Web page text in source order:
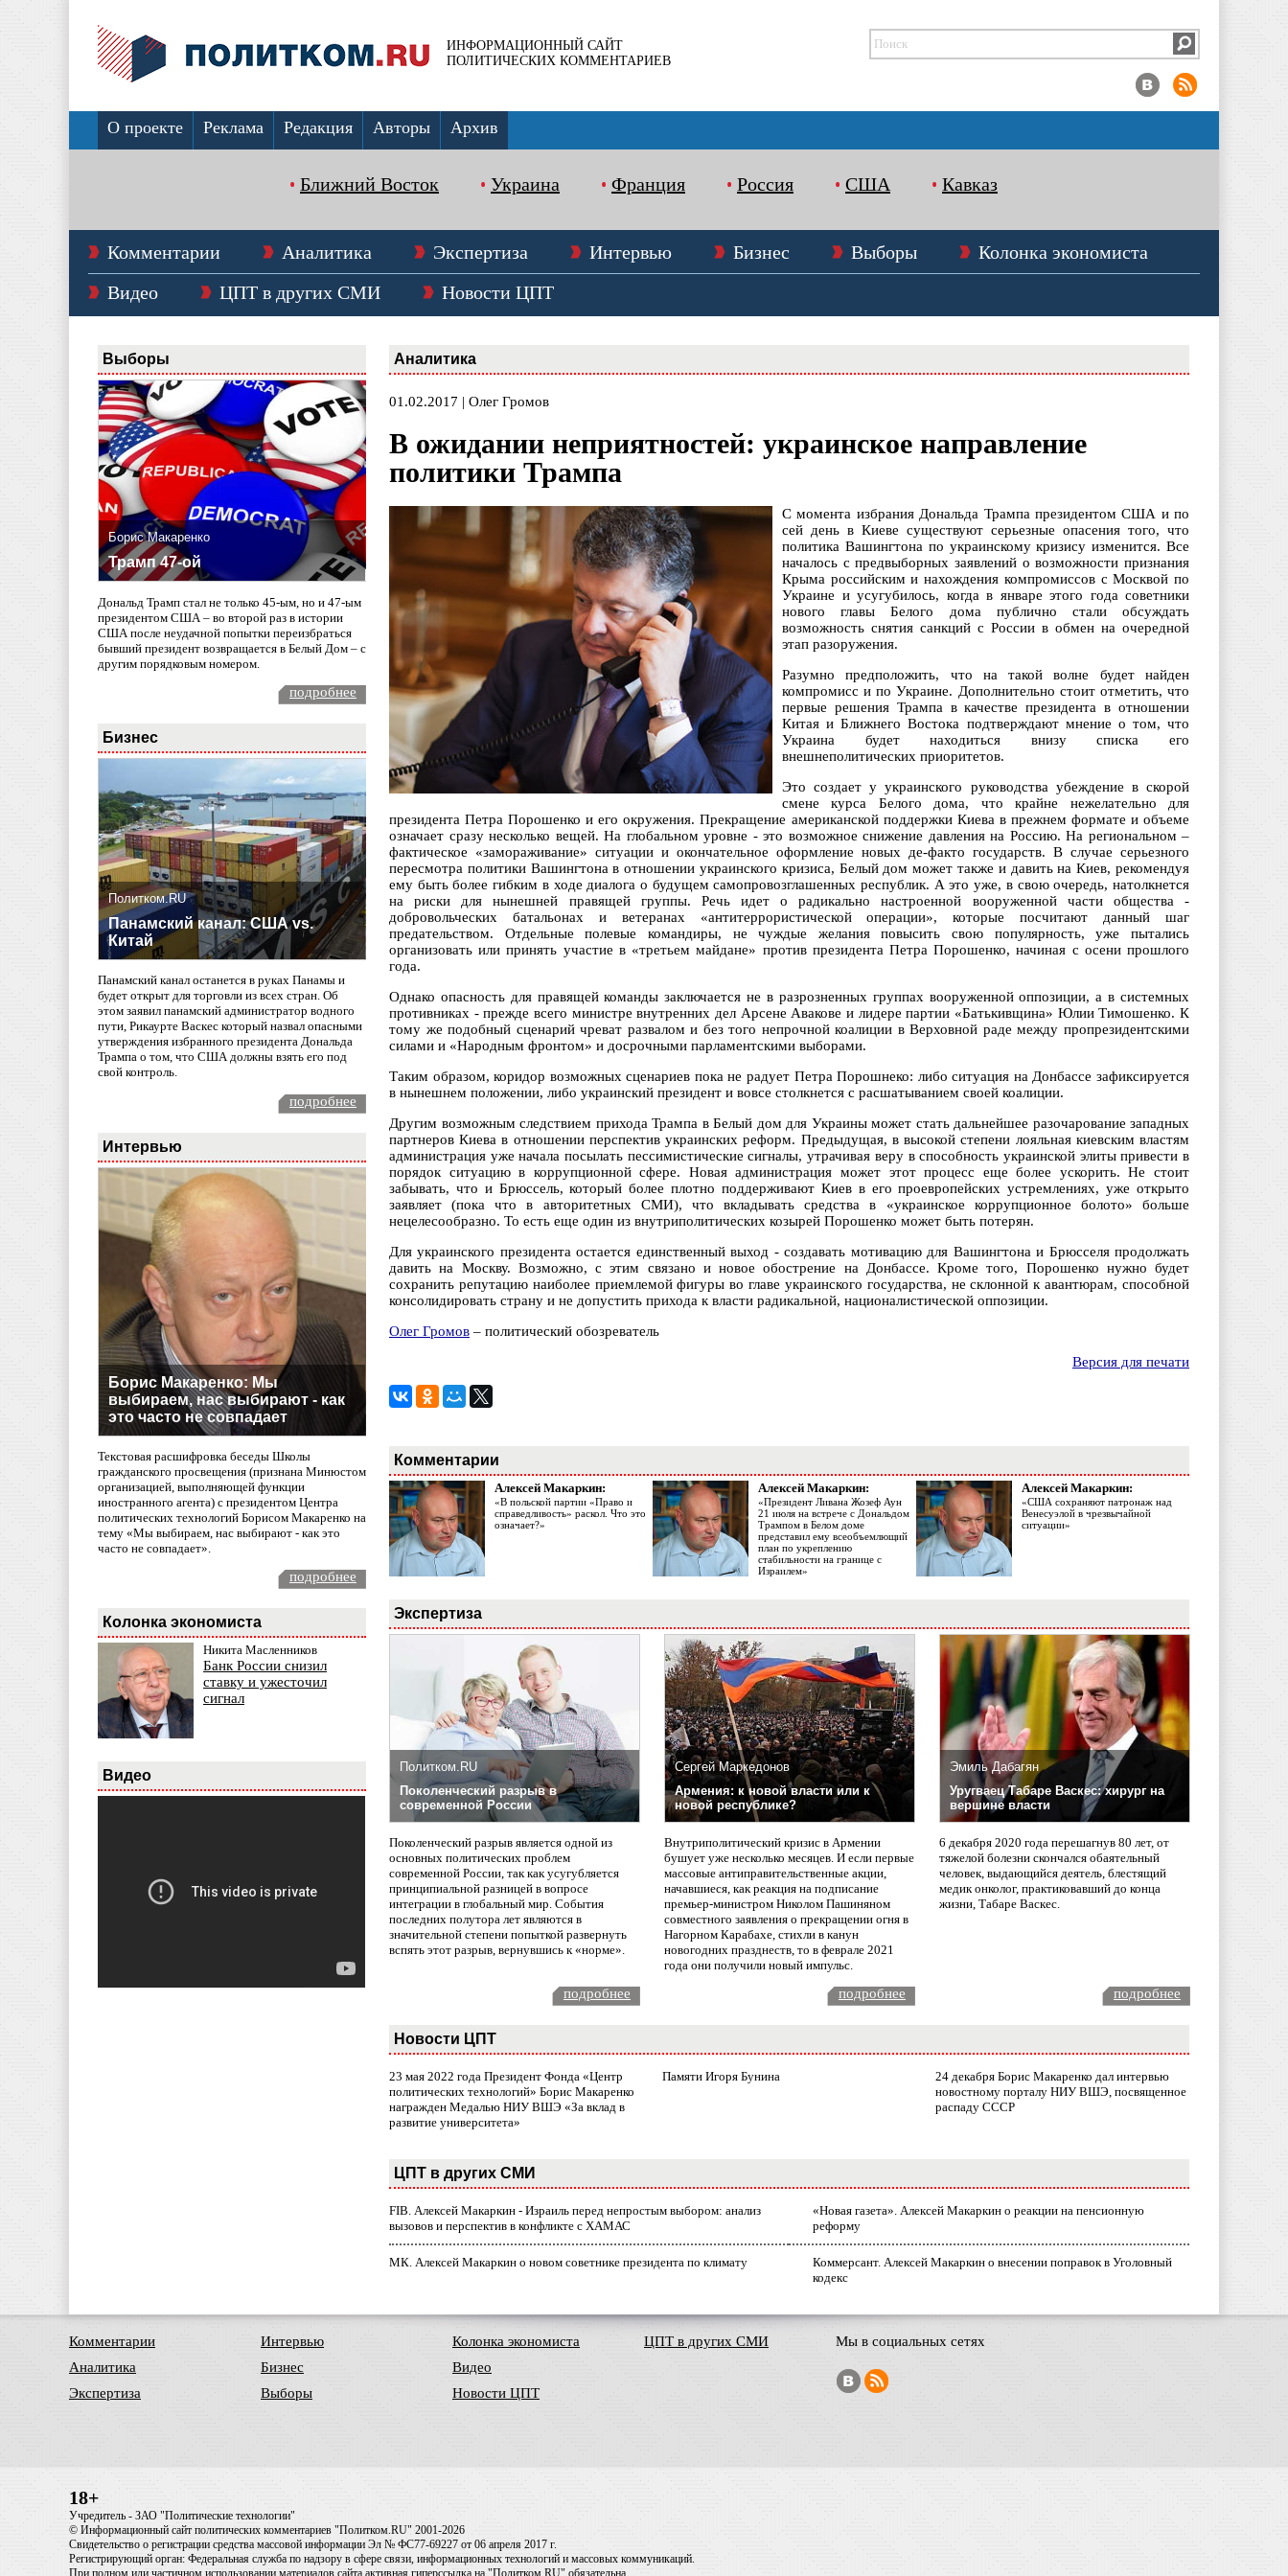
ИНФОРМАЦИОННЫЙ САЙТ
ПОЛИТИЧЕСКИХ КОММЕНТАРИЕВ
О проекте Реклама Редакция Авторы Архив
Ближний Восток Украина Франция Россия США Кавказ
Комментарии Аналитика Экспертиза Интервью Бизнес Выборы
Колонка экономиста
Видео
ЦПТ в других СМИ Новости ЦПТ
Выборы
Борис Макаренко
Трамп 47-ой
Дональд Трамп стал не только 45-ым, но и 47-ым
президентом США – во второй раз в истории
США после неудачной попытки переизбраться
бывший президент возвращается в Белый Дом – с
другим порядковым номером.
подробнее
Бизнес
Политком.RU
Панамский канал: США vs.
Китай
Панамский канал останется в руках Панамы и
будет открыт для торговли из всех стран. Об
этом заявил панамский администратор водного
пути, Рикаурте Васкес который назвал опасными
утверждения избранного президента Дональда
Трампа о том, что США должны взять его под
свой контроль.
подробнее
Интервью
Борис Макаренко: Мы
выбираем, нас выбирают - как
это часто не совпадает
Текстовая расшифровка беседы Школы
гражданского просвещения (признана Минюстом
организацией, выполняющей функции
иностранного агента) с президентом Центра
политических технологий Борисом Макаренко на
тему «Мы выбираем, нас выбирают - как это
часто не совпадает».
подробнее
Колонка экономиста
Никита Масленников
Банк России снизил
ставку и ужесточил
сигнал
Видео
Аналитика
01.02.2017 | Олег Громов
В ожидании неприятностей: украинское направление
политики Трампа
С момента избрания Дональда Трампа президентом США и по
сей день в Киеве существуют серьезные опасения того, что
политика Вашингтона по украинскому кризису изменится. Все
началось с предвыборных заявлений о возможности признания
Крыма российским и нахождения компромиссов с Москвой по
Украине и усугубилось, когда в январе этого года советники
нового главы Белого дома публично стали обсуждать
возможность снятия санкций с России в обмен на очередной
этап разоружения.
Разумно предположить, что на такой волне будет найден
компромисс и по Украине. Дополнительно стоит отметить, что
первые решения Трампа в качестве президента в отношении
Китая и Ближнего Востока подтверждают мнение о том, что
Украина будет находиться внизу списка его
внешнеполитических приоритетов.
Это создает у украинского руководства убеждение в скорой
смене курса Белого дома, что крайне нежелательно для
президента Петра Порошенко и его окружения. Прекращение американской поддержки Киева в прежнем формате и объеме
означает сразу несколько вещей. На глобальном уровне - это возможное снижение давления на Россию. На региональном –
фактическое «замораживание» ситуации и окончательное оформление новых де-факто государств. В случае серьезного
пересмотра политики Вашингтона в отношении украинского кризиса, Белый дом может также и давить на Киев, рекомендуя
ему быть более гибким в ходе диалога о будущем самопровозглашенных республик. А это уже, в свою очередь, натолкнется
на риски для нынешней правящей группы. Речь идет о радикально настроенной вооруженной части общества -
добровольческих батальонах и ветеранах «антитеррористической операции», которые посчитают данный шаг
предательством. Отдельные полевые командиры, не чуждые желания повысить свою популярность, уже пытались
организовать или принять участие в «третьем майдане» против президента Петра Порошенко, начиная с осени прошлого
года.
Однако опасность для правящей команды заключается не в разрозненных группах вооруженной оппозиции, а в системных
противниках - прежде всего министре внутренних дел Арсене Авакове и лидере партии «Батькивщина» Юлии Тимошенко. К
тому же подобный сценарий чреват развалом и без того непрочной коалиции в Верховной раде между пропрезидентскими
силами и «Народным фронтом» и досрочными парламентскими выборами.
Таким образом, коридор возможных сценариев пока не радует Петра Порошнеко: либо ситуация на Донбассе зафиксируется
в нынешнем положении, либо украинский президент и вовсе столкнется с расшатыванием своей коалиции.
Другим возможным следствием прихода Трампа в Белый дом для Украины может стать дальнейшее разочарование западных
партнеров Киева в отношении перспектив украинских реформ. Предыдущая, в высокой степени лояльная киевским властям
администрация уже начала посылать пессимистические сигналы, утрачивая веру в способность украинской элиты привести в
порядок ситуацию в коррупционной сфере. Новая администрация может этот процесс еще более ускорить. Не стоит
забывать, что и Брюссель, который более плотно поддерживают Киев в его проевропейских устремлениях, уже открыто
заявляет (пока что в авторитетных СМИ), что вкладывать средства в «украинское коррупционное болото» больше
нецелесообразно. То есть еще один из внутриполитических козырей Порошенко может быть потерян.
Для украинского президента остается единственный выход - создавать мотивацию для Вашингтона и Брюсселя продолжать
давить на Москву. Возможно, с этим связано и новое обострение на Донбассе. Кроме того, Порошенко нужно будет
сохранить репутацию наиболее приемлемой фигуры во главе украинского государства, не склонной к авантюрам, способной
консолидировать страну и не допустить прихода к власти радикальной, националистической оппозиции.
Олег Громов – политический обозреватель
Версия для печати
Комментарии
Алексей Макаркин:
«В польской партии «Право и
справедливость» раскол. Что это
означает?»
Алексей Макаркин:
«Президент Ливана Жозеф Аун
21 июля на встрече с Дональдом
Трампом в Белом доме
представил ему всеобъемлющий
план по укреплению
стабильности на границе с
Израилем»
Алексей Макаркин:
«США сохраняют патронаж над
Венесуэлой в чрезвычайной
ситуации»
Экспертиза
Политком.RU
Поколенческий разрыв в
современной России
Поколенческий разрыв является одной из
основных политических проблем
современной России, так как усугубляется
принципиальной разницей в вопросе
интеграции в глобальный мир. События
последних полутора лет являются в
значительной степени попыткой развернуть
вспять этот разрыв, вернувшись к «норме».
Сергей Маркедонов
Армения: к новой власти или к
новой республике?
Внутриполитический кризис в Армении
бушует уже несколько месяцев. И если первые
массовые антиправительственные акции,
начавшиеся, как реакция на подписание
премьер-министром Николом Пашиняном
совместного заявления о прекращении огня в
Нагорном Карабахе, стихли в канун
новогодних празднеств, то в феврале 2021
года они получили новый импульс.
Эмиль Дабагян
Уругваец Табаре Васкес: хирург на
вершине власти
6 декабря 2020 года перешагнув 80 лет, от
тяжелой болезни скончался обаятельный
человек, выдающийся деятель, блестящий
медик онколог, практиковавший до конца
жизни, Табаре Васкес.
подробнее подробнее подробнее
Новости ЦПТ
23 мая 2022 года Президент Фонда «Центр
политических технологий» Борис Макаренко
награжден Медалью НИУ ВШЭ «За вклад в
развитие университета»
Памяти Игоря Бунина
24 декабря Борис Макаренко дал интервью
новостному порталу НИУ ВШЭ, посвященное
распаду СССР
ЦПТ в других СМИ
FIB. Алексей Макаркин - Израиль перед непростым выбором: анализ
вызовов и перспектив в конфликте с ХАМАС
«Новая газета». Алексей Макаркин о реакции на пенсионную
реформу
МК. Алексей Макаркин о новом советнике президента по климату
Коммерсант. Алексей Макаркин о внесении поправок в Уголовный
кодекс
Комментарии
Аналитика
Экспертиза
Интервью
Бизнес
Выборы
Колонка экономиста
Видео
Новости ЦПТ
ЦПТ в других СМИ Мы в социальных сетях
18+
Учредитель - ЗАО "Политические технологии"
© Информационный сайт политических комментариев "Политком.RU" 2001-2026
Свидетельство о регистрации средства массовой информации Эл № ФС77-69227 от 06 апреля 2017 г.
Регистрирующий орган: Федеральная служба по надзору в сфере связи, информационных технологий и массовых коммуникаций.
При полном или частичном использовании материалов сайта активная гиперссылка на "Политком.RU" обязательна